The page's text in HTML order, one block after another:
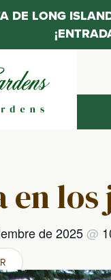
en
de 2025@
DE LONG